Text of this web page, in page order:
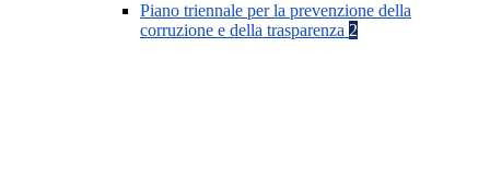
Piano triennale per la prevenzione della
corruzione e della trasparenza 2